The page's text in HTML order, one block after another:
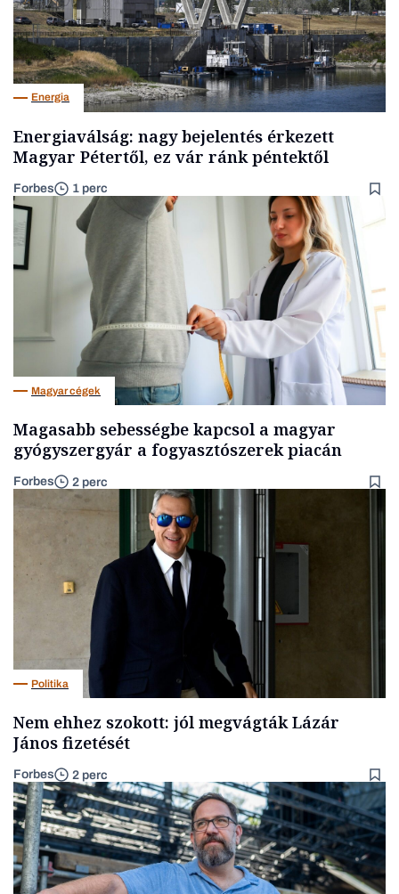
Energia
Energiaválság: nagy bejelentés érkezett
Magyar Pétertől, ez vár ránk péntektől
Forbes 1 perc
Magyar cégek
Magasabb sebességbe kapcsol a magyar
gyógyszergyár a fogyasztószerek piacán
Forbes 2 perc
Politika
Nem ehhez szokott: jól megvágták Lázár
János fizetését
Forbes 2 perc